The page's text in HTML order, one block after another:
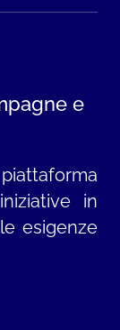
dei
un CMS
di
da
e
in
esigenze